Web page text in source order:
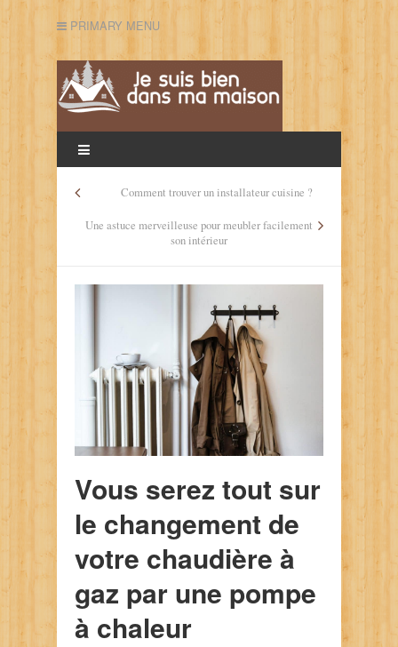
PRIMARY MENU
Comment trouver un installateur cuisine ?
Une astuce merveilleuse pour meubler facilement
son intérieur
Vous serez tout sur
le changement de
votre chaudière à
gaz par une pompe
à chaleur